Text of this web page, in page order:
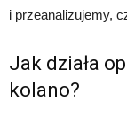
i przeanalizujemy,
Jak działa
kolano?